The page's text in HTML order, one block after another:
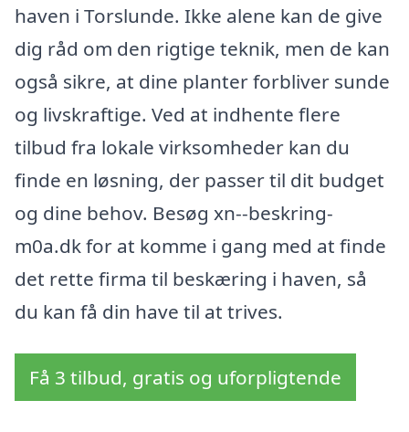
haven i Torslunde. Ikke alene kan de give
dig råd om den rigtige teknik, men de kan
også sikre, at dine planter forbliver sunde
og livskraftige. Ved at indhente flere
tilbud fra lokale virksomheder kan du
finde en løsning, der passer til dit budget
og dine behov. Besøg xn--beskring-
m0a.dk for at komme i gang med at finde
det rette firma til beskæring i haven, så
du kan få din have til at trives.
Få 3 tilbud, gratis og uforpligtende